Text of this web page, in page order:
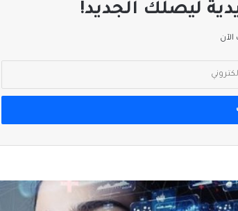
ليصلك الجديد!